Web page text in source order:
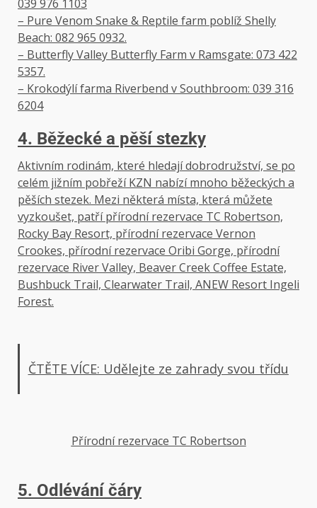
039 976 1103
– Pure Venom Snake & Reptile farm poblíž Shelly
Beach: 082 965 0932.
– Butterfly Valley Butterfly Farm v Ramsgate: 073 422
5357.
– Krokodýlí farma Riverbend v Southbroom: 039 316
6204
4. Běžecké a pěší stezky
Aktivním rodinám, které hledají dobrodružství, se po
celém jižním pobřeží KZN nabízí mnoho běžeckých a
pěších stezek. Mezi některá místa, která můžete
vyzkoušet, patří přírodní rezervace TC Robertson,
Rocky Bay Resort, přírodní rezervace Vernon
Crookes, přírodní rezervace Oribi Gorge, přírodní
rezervace River Valley, Beaver Creek Coffee Estate,
Bushbuck Trail, Clearwater Trail, ANEW Resort Ingeli
Forest.
ČTĚTE VÍCE: Udělejte ze zahrady svou třídu
Přírodní rezervace TC Robertson
5. Odlévání čáry